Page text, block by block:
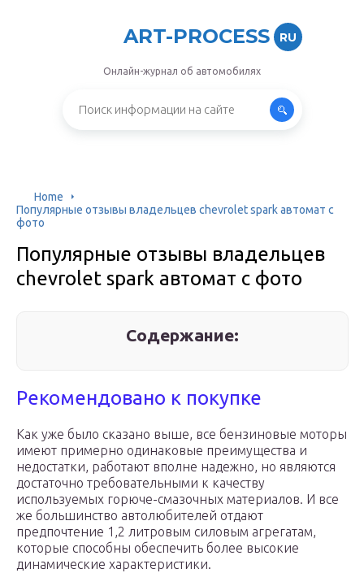
ART-PROCESS RU
Онлайн-журнал об автомобилях
Home
Популярные отзывы владельцев chevrolet spark автомат с
фото
Популярные отзывы владельцев
chevrolet spark автомат с фото
Содержание:
Рекомендовано к покупке
Как уже было сказано выше, все бензиновые моторы
имеют примерно одинаковые преимущества и
недостатки, работают вполне надежно, но являются
достаточно требовательными к качеству
используемых горюче-смазочных материалов. И все
же большинство автолюбителей отдают
предпочтение 1,2 литровым силовым агрегатам,
которые способны обеспечить более высокие
динамические характеристики.